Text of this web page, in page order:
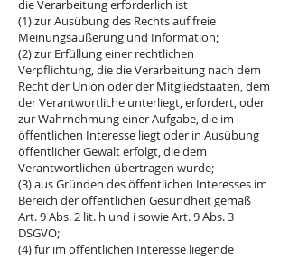
die Verarbeitung erforderlich ist
(1) zur Ausübung des Rechts auf freie
Meinungsäußerung und Information;
(2) zur Erfüllung einer rechtlichen
Verpflichtung, die die Verarbeitung nach dem
Recht der Union oder der Mitgliedstaaten, dem
der Verantwortliche unterliegt, erfordert, oder
zur Wahrnehmung einer Aufgabe, die im
öffentlichen Interesse liegt oder in Ausübung
öffentlicher Gewalt erfolgt, die dem
Verantwortlichen übertragen wurde;
(3) aus Gründen des öffentlichen Interesses im
Bereich der öffentlichen Gesundheit gemäß
Art. 9 Abs. 2 lit. h und i sowie Art. 9 Abs. 3
DSGVO;
(4) für im öffentlichen Interesse liegende